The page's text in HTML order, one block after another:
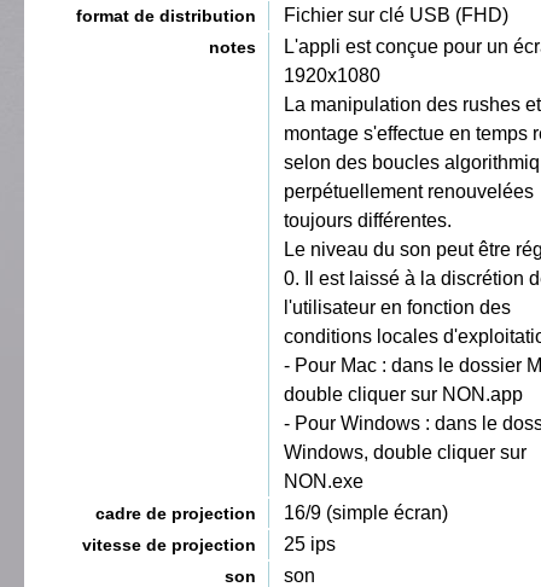
format de distribution Fichier sur clé USB (FHD)
notes
L'appli est conçue pour un
1920x1080
La manipulation des rushes
montage s'effectue en temps
selon des boucles
perpétuellement renouvelées
toujours différentes.
Le niveau du son peut être
0. Il est laissé à la discrétion
l'utilisateur en fonction des
conditions locales
- Pour Mac : dans le dossier
double cliquer sur NON.app
- Pour Windows : dans le
Windows, double cliquer sur
NON.exe
cadre de projection 16/9 (simple écran)
vitesse de projection 25 ips
son son